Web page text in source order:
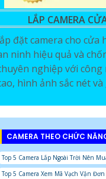
LẮP CAMERA
đặt camera cho
ninh hiệu quả và
nghiệp với
hình ảnh sắc nét
CAMERA THEO CHỨC
Top 5 Camera Lắp Ngoài Trời Nên
Top 5 Camera Xem Mã Vạch Vận Đơn